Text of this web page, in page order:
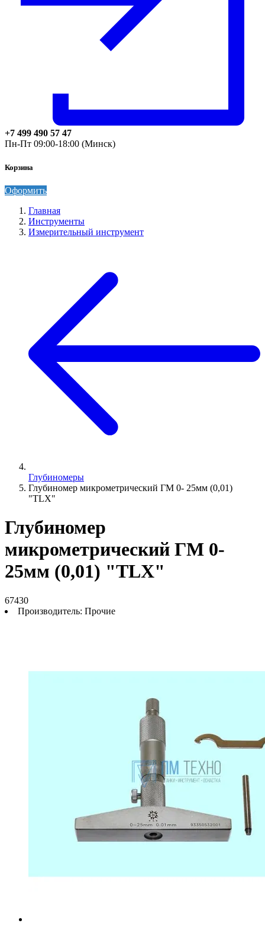
+7 499 490 57 47
Пн-Пт 09:00-18:00 (Минск)
Корзина
Оформить
Главная
Инструменты
Измерительный инструмент
Глубиномеры
Глубиномер микрометрический ГМ 0- 25мм (0,01)
"TLX"
Глубиномер
микрометрический ГМ 0-
25мм (0,01) "TLX"
67430
Производитель: Прочие